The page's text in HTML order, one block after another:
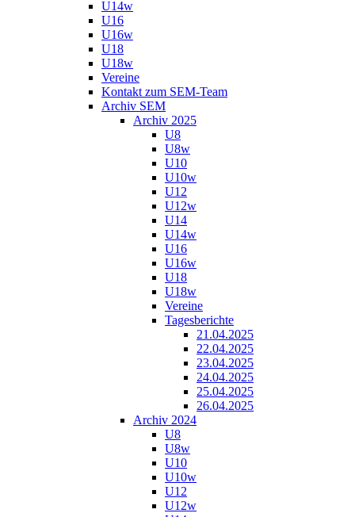
U14w
U16
U16w
U18
U18w
Vereine
Kontakt zum SEM-Team
Archiv SEM
Archiv 2025
U8
U8w
U10
U10w
U12
U12w
U14
U14w
U16
U16w
U18
U18w
Vereine
Tagesberichte
21.04.2025
22.04.2025
23.04.2025
24.04.2025
25.04.2025
26.04.2025
Archiv 2024
U8
U8w
U10
U10w
U12
U12w